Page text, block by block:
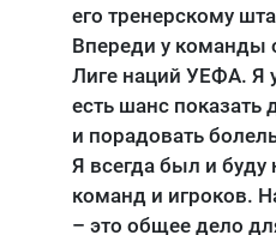
его тренерскому
Впереди у команды
Лиге наций УЕФА. Я
есть шанс показать
и порадовать
Я всегда был и буду
команд и игроков.
– это общее дело